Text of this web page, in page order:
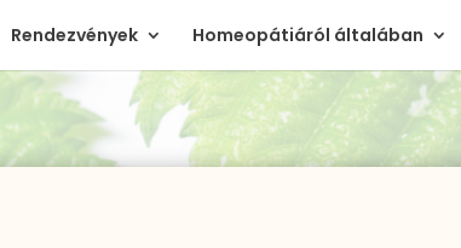
Rendezvények Homeopátiáról általában